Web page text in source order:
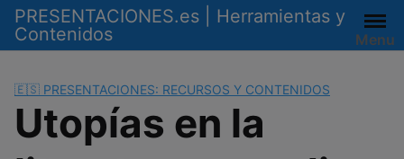
Saltar
contenido
PRESENTACIONES.es | Herramientas y
Contenidos
Menu
🇪🇸 PRESENTACIONES: RECURSOS Y CONTENIDOS
Utopías en la